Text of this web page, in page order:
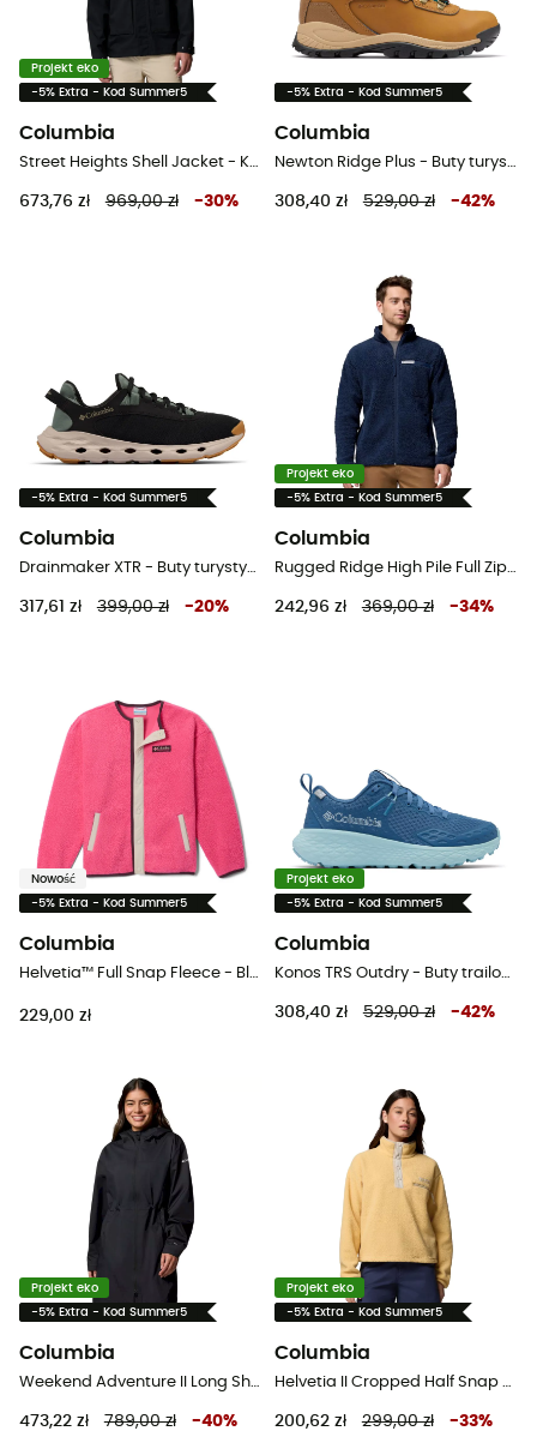
Projekt eko
-5% Extra - Kod Summer5
Columbia
Street Heights Shell Jacket - Kurtka przeciwdeszczowa meska
673,76 zł 969,00 zł -30%
-5% Extra - Kod Summer5
Columbia
Newton Ridge Plus - Buty turystyczne damskie
308,40 zł 529,00 zł -42%
-5% Extra - Kod Summer5
Columbia
Drainmaker XTR - Buty turystyczne meskie
317,61 zł 399,00 zł -20%
Projekt eko
-5% Extra - Kod Summer5
Columbia
Rugged Ridge High Pile Full Zip - Bluza polarowa meska
242,96 zł 369,00 zł -34%
Nowość
-5% Extra - Kod Summer5
Columbia
Helvetia™ Full Snap Fleece - Bluza polarowa dziecięca
229,00 zł
Projekt eko
-5% Extra - Kod Summer5
Columbia
Konos TRS Outdry - Buty trailowe damskie
308,40 zł 529,00 zł -42%
Projekt eko
-5% Extra - Kod Summer5
Columbia
Weekend Adventure II Long Shell - Kurtka z membraną damska
473,22 zł 789,00 zł -40%
Projekt eko
-5% Extra - Kod Summer5
Columbia
Helvetia II Cropped Half Snap Fleece - Bluza polarowa damska
200,62 zł 299,00 zł -33%